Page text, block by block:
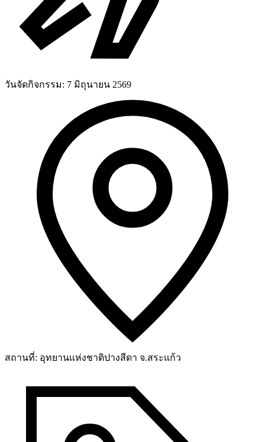
วันจัดกิจกรรม: 7 มิถุนายน 2569
สถานที่: อุทยานแห่งชาติปางสีดา จ.สระแก้ว